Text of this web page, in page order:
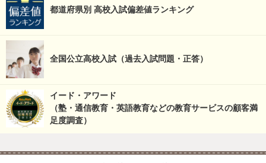
都道府県別 高校入試偏差値ランキング
全国公立高校入試（過去入試問題・正答）
イード・アワード
（塾・通信教育・英語教育などの教育サービスの顧客満
足度調査）